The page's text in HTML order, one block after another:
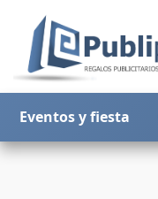
Eventos y fiesta